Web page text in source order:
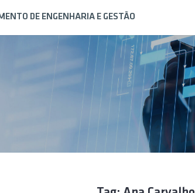
DE ENGENHARIA E GESTÃO